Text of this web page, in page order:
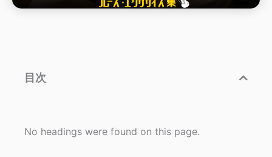
目次
No headings were found on this page.